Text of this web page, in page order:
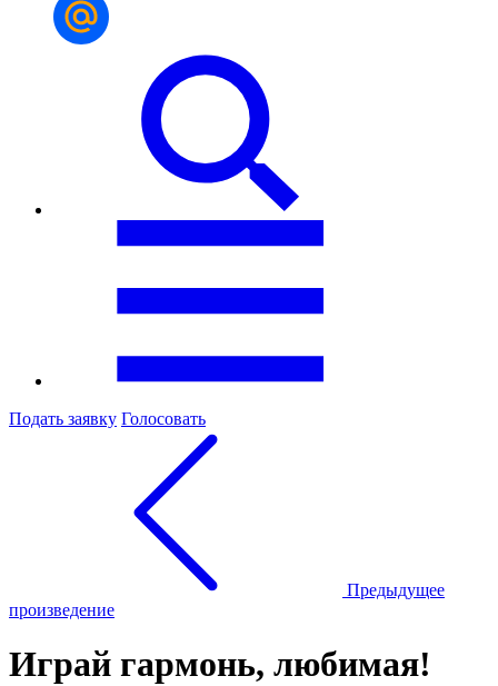
Подать заявку Голосовать
Предыдущее
произведение
Играй гармонь, любимая!